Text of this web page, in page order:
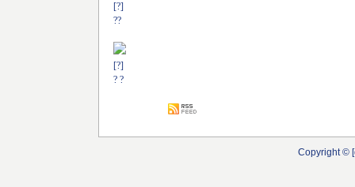
[?]
??
[?]
? ?
Copyright ©